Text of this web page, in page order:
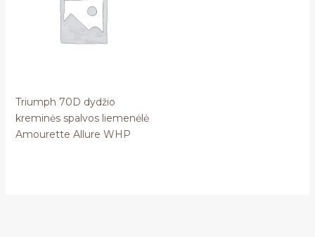
Triumph 70D dydžio
kreminės spalvos liemenėlė
Amourette Allure WHP